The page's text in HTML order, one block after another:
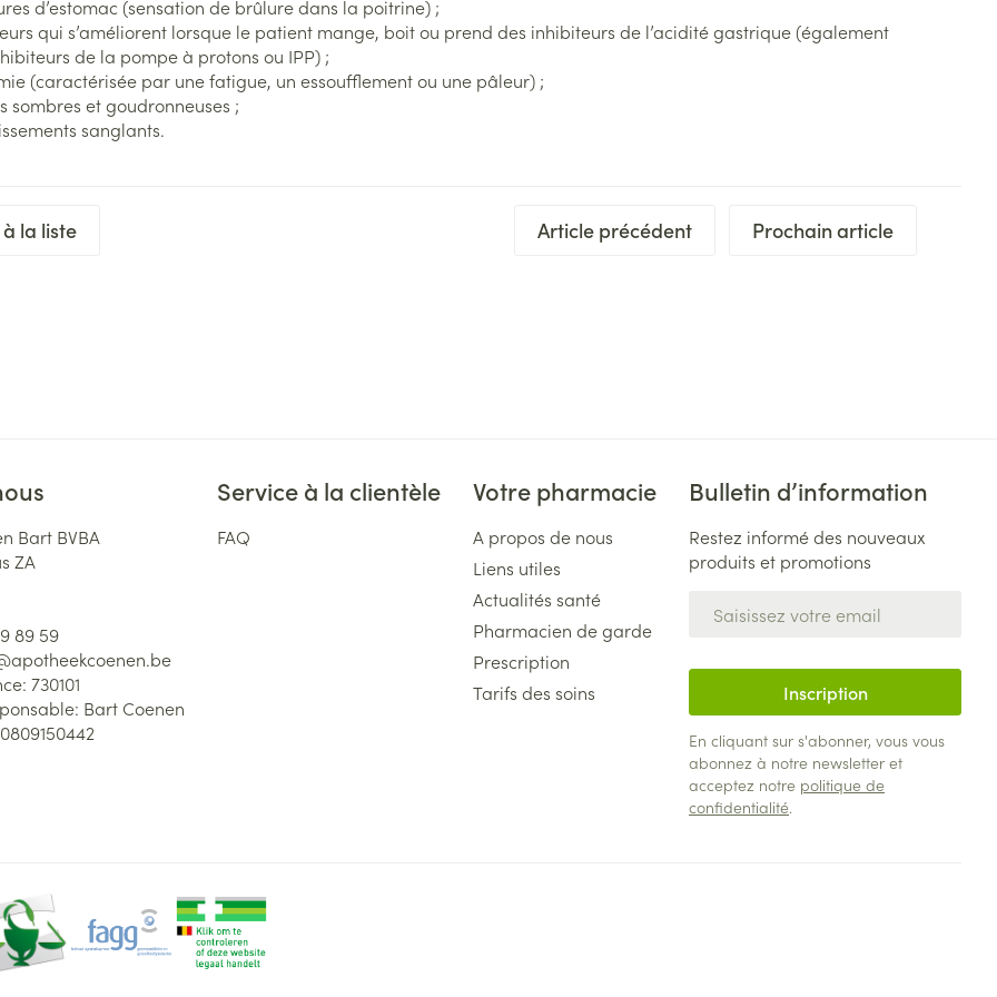
Ongles
Vernis à ongles
Mycose des ongles
Pinceaux et ustensiles de
Eye-liners
Autobronzants
Aérosolthérapie et oxygène
appareils aérosol
Accessoires aérosol
Coude
Allergie
Afficher plus
Oreille
Médications diverses
d’estomac (sensation de brûlure dans la poitrine) ;
qui s’améliorent lorsque le patient mange, boit ou prend des inhibiteurs de l’acidité gastrique (également
de la pompe à protons ou IPP) ;
(caractérisée par une fatigue, un essoufflement ou une pâleur) ;
sombres et goudronneuses ;
sanglants.
la liste Article précédent Prochain article
Bart BVBA
ZA
89 59
apotheekcoenen.be
730101
Bart Coenen
Service à la clientèle
FAQ
Votre pharmacie
A propos de nous
Liens utiles
Actualités santé
Pharmacien de garde
Prescription
Tarifs des soins
Bulletin d’information
Restez informé des nouveaux
produits et promotions
Inscription
En cliquant sur s'abonner, vous vous
abonnez à notre newsletter et
acceptez notre politique de
confidentialité.